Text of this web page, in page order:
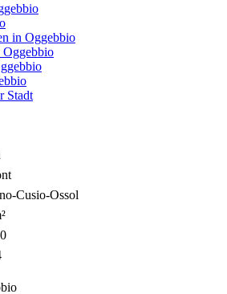
in Oggebbio
Oggebbio
Stadt
Cusio-Ossol